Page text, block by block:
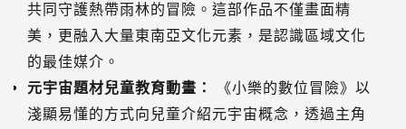
共同守護熱帶雨林的冒險。這部作品不僅畫面精
美，更融入大量東南亞文化元素，是認識區域文化
的最佳媒介。
元宇宙題材兒童教育動畫：
《小樂的數位冒險》以
淺顯易懂的方式向兒童介紹元宇宙概念，透過主角